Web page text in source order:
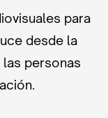
para
desde la
personas